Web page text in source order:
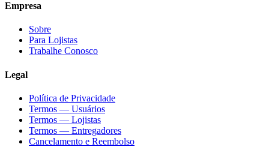
Empresa
Sobre
Para Lojistas
Trabalhe Conosco
Legal
Política de Privacidade
Termos — Usuários
Termos — Lojistas
Termos — Entregadores
Cancelamento e Reembolso